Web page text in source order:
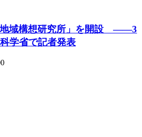
地域構想研究所」を開設 ――3
学省で記者発表